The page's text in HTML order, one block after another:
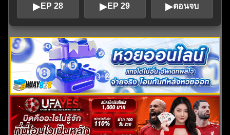
▶EP 28 ▶EP 29 ▶ตอนจบ